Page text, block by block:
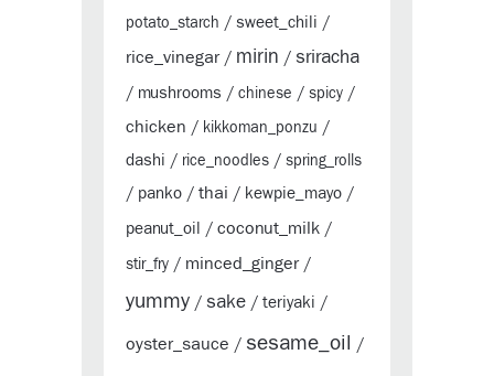
potato_starch / sweet_chili /
rice_vinegar/ mirin / sriracha
/ mushrooms / chinese / spicy /
chicken / kikkoman_ponzu /
dashi / rice_noodles / spring_rolls
/ panko / thai / kewpie_mayo /
peanut_oil / coconut_milk /
stir_fry / minced_ginger/
yummy / sake / teriyaki /
oyster_sauce / sesame_oil /